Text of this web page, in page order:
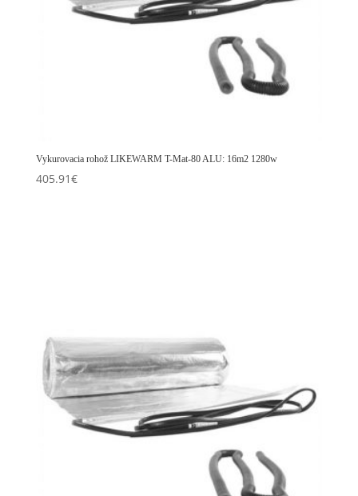
Vykurovacia rohož LIKEWARM T-Mat-80 ALU: 16m2 1280w
405.91€